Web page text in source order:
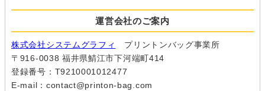
運営会社のご案内
株式会社システムグラフィ
プリントンバッグ事業所
〒916-0038 福井県鯖江市下河端町414
登録番号：T9210001012477
E-mail：contact@printon-bag.com